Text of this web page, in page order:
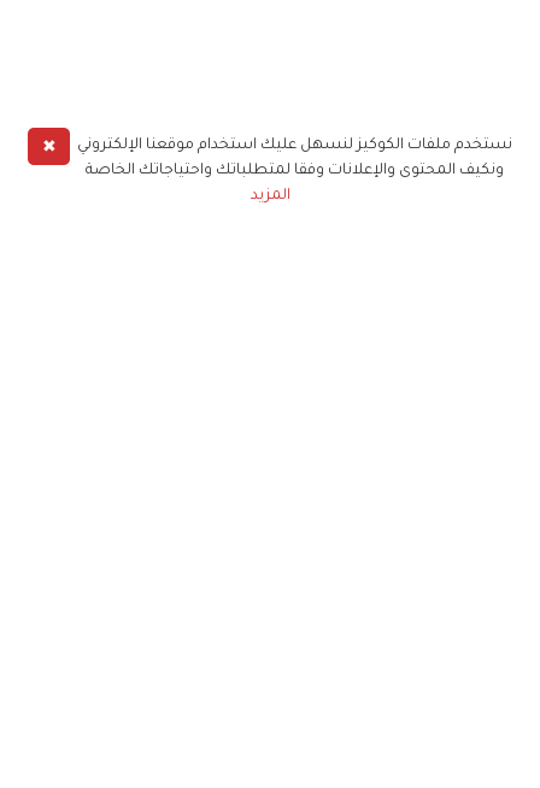
✖
نستخدم ملفات الكوكيز لنسهل عليك استخدام موقعنا الإلكتروني
ونكيف المحتوى والإعلانات وفقا لمتطلباتك واحتياجاتك الخاصة
المزيد